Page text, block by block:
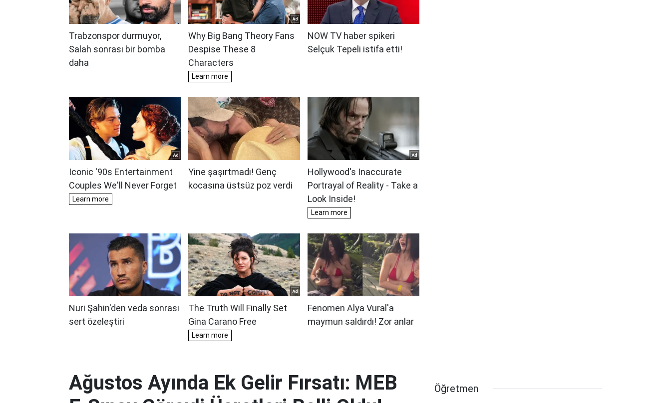
Ağustos Ayında Ek Gelir Fırsatı: MEB
Öğretmen